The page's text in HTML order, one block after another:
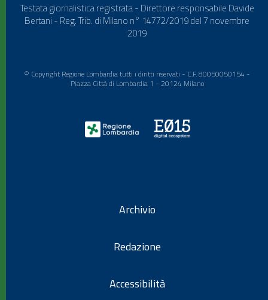
Testata giornalistica registrata - Direttore responsabile Davide
Bertani - Reg. Trib. di Milano n° 14772/2019 del 7 novembre
2019
© Copyright Regione Lombardia tutti i diritti riservati - C.F. 80050050154 -
Piazza Città di Lombardia 1 - 20124 Milano
Archivio
Redazione
Accessibilità